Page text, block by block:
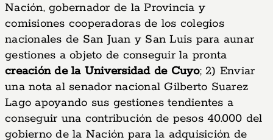
Nación, gobernador de la Provincia y
comisiones cooperadoras de los colegios
nacionales de San Juan y San Luis para aunar
gestiones a objeto de conseguir la pronta
creación de la Universidad de Cuyo; 2) Enviar
una nota al senador nacional Gilberto Suarez
Lago apoyando sus gestiones tendientes a
conseguir una contribución de pesos 40.000 del
gobierno de la Nación para la adquisición de